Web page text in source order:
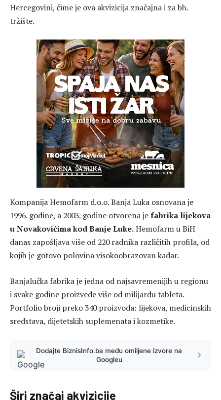
Hercegovini, čime je ova akvizicija značajna i za bh.
tržište.
Kompanija Hemofarm d.o.o. Banja Luka osnovana je
1996. godine, a 2003. godine otvorena jefabrika lijekova
u Novakovićima kod Banje Luke.Hemofarm u BiH
danas zapošljava više od 220 radnika različitih profila, od
kojih je gotovo polovina visokoobrazovan kadar.
Banjalučka fabrika je jedna od najsavremenijih u regionu
i svake godine proizvede više od milijardu tableta.
Portfolio broji preko 340 proizvoda: lijekova, medicinskih
sredstava, dijetetskih suplemenata i kozmetike.
Dodajte BiznisInfo.ba među omiljene izvore na
Googleu
Širi značaj akvizicije